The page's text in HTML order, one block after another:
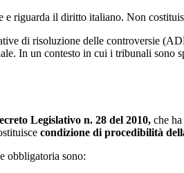
riguarda il diritto italiano. Non
di risoluzione delle controversie
In un contesto in cui i tribunali sono
Legislativo n. 28 del 2010, che
condizione di procedibilità
obbligatoria sono: